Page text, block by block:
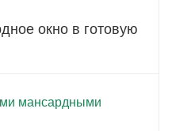
окно в готовую